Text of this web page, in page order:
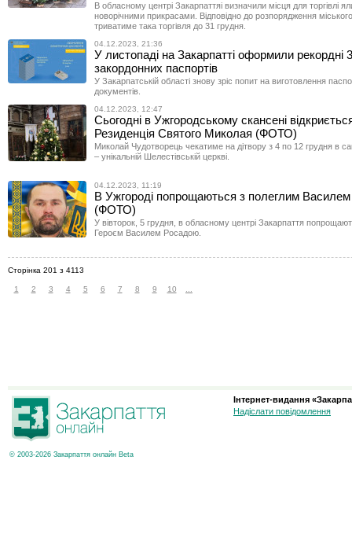
В обласному центрі Закарпаттяі визначили місця для торгівлі
новорічними прикрасами. Відповідно до розпорядження
триватиме така торгівля до 31 грудня.
04.12.2023, 21:36
У листопаді на Закарпатті оформили рекордні
закордонних паспортів
У Закарпатській області знову зріс попит на виготовлення
документів.
04.12.2023, 12:47
Сьогодні в Ужгородському скансені
Резиденція Святого Миколая (ФОТО)
Миколай Чудотворець чекатиме на дітвору з 4 по 12 грудня в
– унікальній Шелестівській церкві.
04.12.2023, 11:19
В Ужгороді попрощаються з полеглим
(ФОТО)
У вівторок, 5 грудня, в обласному центрі Закарпаття
Героєм Василем Росадою.
Сторінка 201 з 4113
1 2 3 4 5 6 7 8 9 10
© 2003-2026 Закарпаття онлайн Beta
Інтернет-видання
Надіслати повідомлення